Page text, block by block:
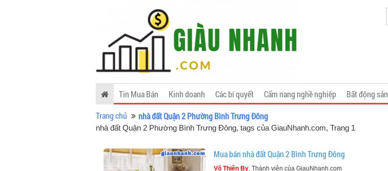
Tin Mua Bán Kinh doanh Các bí quyết Cẩm nang nghề nghiệp Bất động sản
Trang chủ
nhà đất Quận 2 Phường Bình Trưng Đông
nhà đất Quận 2 Phường Bình Trưng Đông, tags của GiauNhanh.com, Trang 1
Mua bán nhà đất Quận 2 Bình Trưng Đông
Võ Thiện By, Thành viên của GiauNhanh.com